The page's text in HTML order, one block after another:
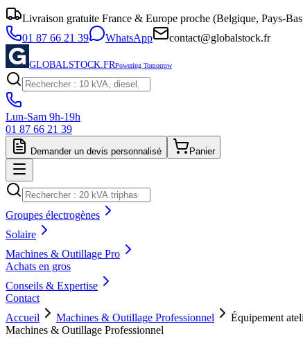
Livraison gratuite France & Europe proche (Belgique, Pays-
01 87 66 21 39
WhatsApp contact@globalstock.fr
GLOBALSTOCK.FRPowering Tomorrow
Lun-Sam 9h-19h
01 87 66 21 39
Demander un devis personnalisé Panier
Groupes électrogènes
Solaire
Machines & Outillage Pro
Achats en gros
Conseils & Expertise
Contact
Accueil
Machines & Outillage Professionnel
Équipement
Machines & Outillage Professionnel